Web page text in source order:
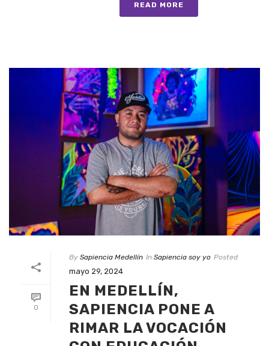
READ MORE
0
By Sapiencia Medellín In Sapiencia soy yo Posted
mayo 29, 2024
EN MEDELLÍN,
SAPIENCIA PONE A
RIMAR LA VOCACIÓN